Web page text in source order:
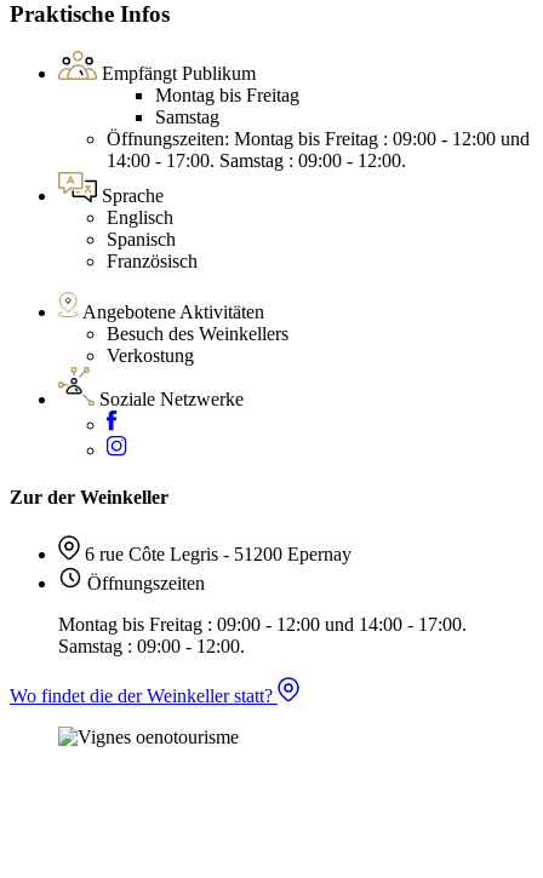
Praktische Infos
Empfängt Publikum
Montag bis Freitag
Samstag
Öffnungszeiten: Montag bis Freitag : 09:00 - 12:00 und
14:00 - 17:00. Samstag : 09:00 - 12:00.
Sprache
Englisch
Spanisch
Französisch
Angebotene Aktivitäten
Besuch des Weinkellers
Verkostung
Soziale Netzwerke
Zur der Weinkeller
6 rue Côte Legris - 51200 Epernay
Öffnungszeiten
Montag bis Freitag : 09:00 - 12:00 und 14:00 - 17:00.
Samstag : 09:00 - 12:00.
Wo findet die der Weinkeller statt?